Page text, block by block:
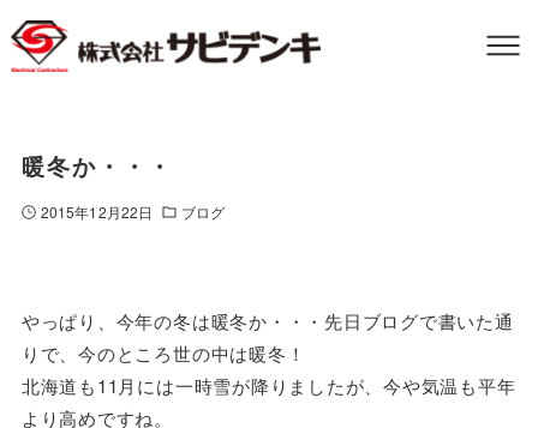
暖冬か・・・
2015年12月22日 ブログ
やっぱり、今年の冬は暖冬か・・・先日ブログで書いた通
りで、今のところ世の中は暖冬！
北海道も11月には一時雪が降りましたが、今や気温も平年
より高めですね。